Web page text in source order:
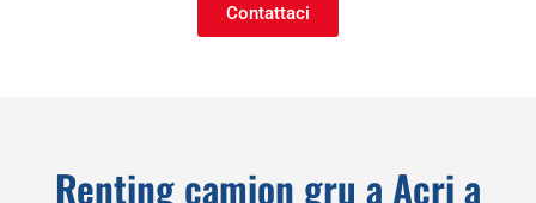
Contattaci
Renting camion gru a Acri a